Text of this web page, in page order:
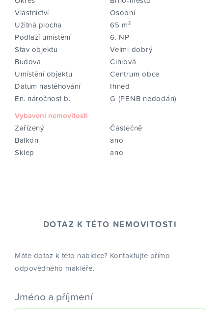
Vlastnictví
Osobní
Užitná plocha
65 m²
Podlaží umístění
6. NP
Stav objektu
Velmi dobrý
Budova
Cihlová
Umístění objektu
Centrum obce
Datum nastěhování
Ihned
En. náročnost b.
G (PENB nedodán)
Vybavení nemovitosti
Zařízený
Částečně
Balkón
ano
Sklep
ano
DOTAZ K TÉTO NEMOVITOSTI
Máte dotaz k této nabídce? Kontaktujte přímo
odpovědného makléře.
Jméno a příjmení